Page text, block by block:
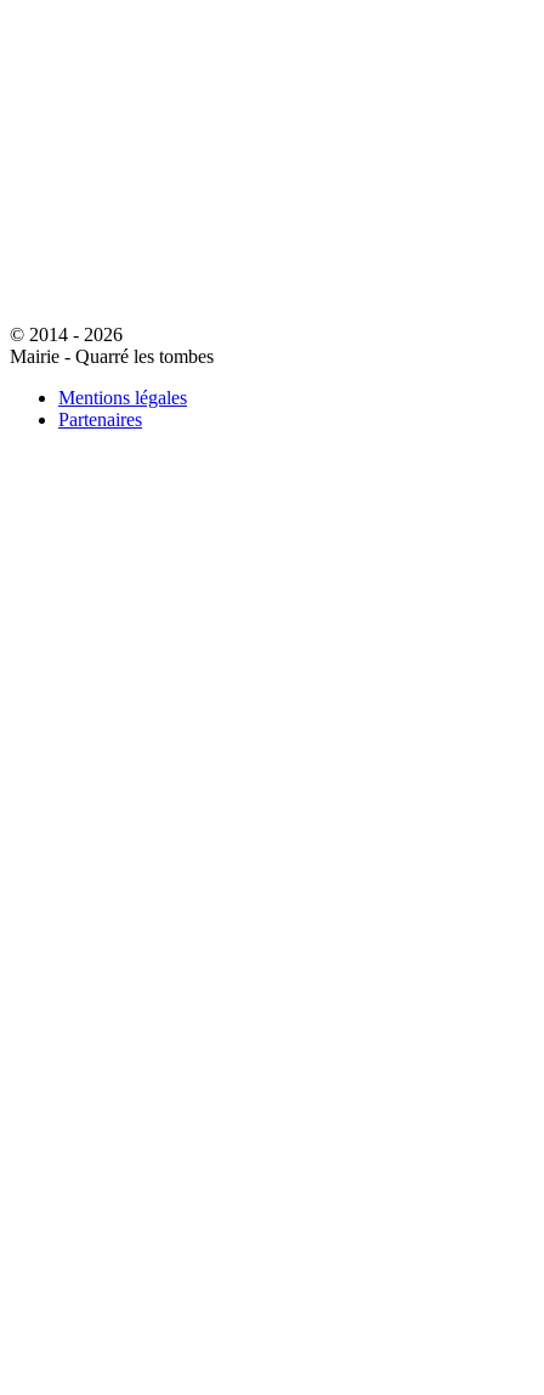
© 2014 - 2026
Mairie - Quarré les tombes
Mentions légales
Partenaires